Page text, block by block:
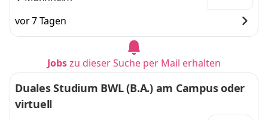
vor 7 Tagen
Jobszu dieser Suche per Mail erhalten
Duales Studium BWL (B.A.) am Campus oder
virtuell